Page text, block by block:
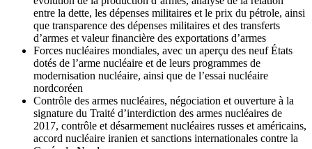
entre la dette, les dépenses militaires et le prix du pétrole, ainsi
que transparence des dépenses militaires et des transferts
d’armes et valeur financière des exportations d’armes
Forces nucléaires mondiales, avec un aperçu des neuf États
dotés de l’arme nucléaire et de leurs programmes de
modernisation nucléaire, ainsi que de l’essai nucléaire
nordcoréen
Contrôle des armes nucléaires, négociation et ouverture à la
signature du Traité d’interdiction des armes nucléaires de
2017, contrôle et désarmement nucléaires russes et américains,
accord nucléaire iranien et sanctions internationales contre la